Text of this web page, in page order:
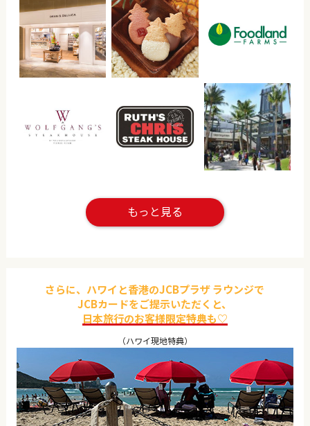
もっと見る
さらに、ハワイと香港のJCBプラザ ラウンジで
JCBカードをご提示いただくと、
日本旅行のお客様限定特典も♡
（ハワイ現地特典）